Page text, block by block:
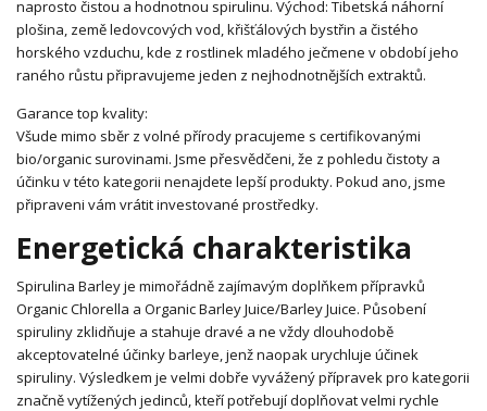
naprosto čistou a hodnotnou spirulinu. Východ: Tibetská náhorní
plošina, země ledovcových vod, křišťálových bystřin a čistého
horského vzduchu, kde z rostlinek mladého ječmene v období jeho
raného růstu připravujeme jeden z nejhodnotnějších extraktů.
Garance top kvality:
Všude mimo sběr z volné přírody pracujeme s certifikovanými
bio/organic surovinami. Jsme přesvědčeni, že z pohledu čistoty a
účinku v této kategorii nenajdete lepší produkty. Pokud ano, jsme
připraveni vám vrátit investované prostředky.
Energetická charakteristika
Spirulina Barley je mimořádně zajímavým doplňkem přípravků
Organic Chlorella a Organic Barley Juice/Barley Juice. Působení
spiruliny zklidňuje a stahuje dravé a ne vždy dlouhodobě
akceptovatelné účinky barleye, jenž naopak urychluje účinek
spiruliny. Výsledkem je velmi dobře vyvážený přípravek pro kategorii
značně vytížených jedinců, kteří potřebují doplňovat velmi rychle